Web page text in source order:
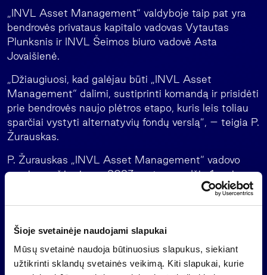
Šioje svetainėje naudojami slapukai
Mūsų svetainė naudoja būtinuosius slapukus, siekiant
užtikrinti sklandų svetainės veikimą. Kiti slapukai, kurie
„INVL Asset Management“ valdyboje taip pat yra
bendrovės privataus kapitalo vadovas Vytautas
Plunksnis ir INVL Šeimos biuro vadovė Asta
Jovaišienė.
„Džiaugiuosi, kad galėjau būti „INVL Asset
Management“ dalimi, sustiprinti komandą ir prisidėti
prie bendrovės naujo plėtros etapo, kuris leis toliau
sparčiai vystyti alternatyvių fondų verslą”, – teigia P.
Žurauskas.
P. Žurauskas „INVL Asset Management“ vadovo
pareigas užėmė nuo 2023 metų gruodžio 1-osios,
užbaigus „Invalda INVL“ ir Šiaulių banko mažmeninių
verslų sujungimo sandorį. Pastaruosius vienerius
valdybos ir „INVL Asset Management“ Latvijoje
Stebėtojų tarybos narys.
„INVL Asset Management“ priklauso pirmaujančiai